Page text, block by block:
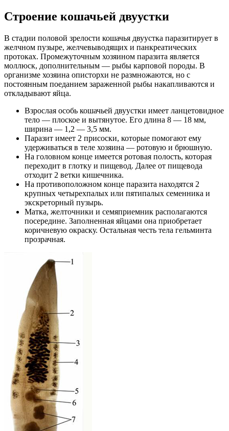
Строение кошачьей двуустки
В стадии половой зрелости кошачья двуустка паразитирует в
желчном пузыре, желчевыводящих и панкреатических
протоках. Промежуточным хозяином паразита является
моллюск, дополнительным — рыбы карповой породы. В
организме хозяина описторхи не размножаются, но с
постоянным поеданием зараженной рыбы накапливаются и
откладывают яйца.
Взрослая особь кошачьей двуустки имеет ланцетовидное
тело — плоское и вытянутое. Его длина 8 — 18 мм,
ширина — 1,2 — 3,5 мм.
Паразит имеет 2 присоски, которые помогают ему
удерживаться в теле хозяина — ротовую и брюшную.
На головном конце имеется ротовая полость, которая
переходит в глотку и пищевод. Далее от пищевода
отходит 2 ветки кишечника.
На противоположном конце паразита находятся 2
крупных четырехпалых или пятипалых семенника и
экскреторный пузырь.
Матка, желточники и семяприемник располагаются
посередине. Заполненная яйцами она приобретает
коричневую окраску. Остальная честь тела гельминта
прозрачная.